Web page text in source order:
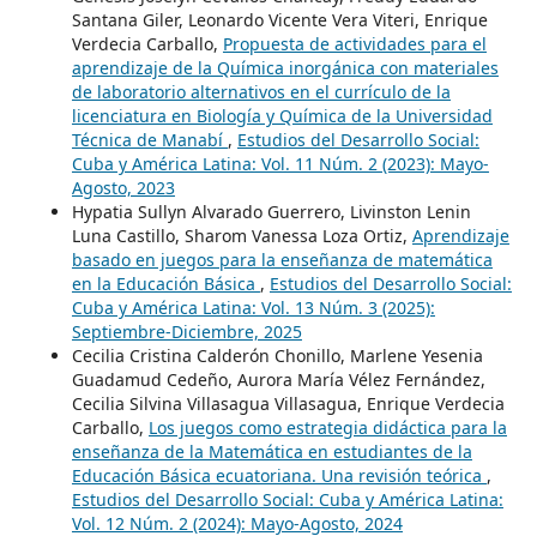
Santana Giler, Leonardo Vicente Vera Viteri, Enrique
Verdecia Carballo, Propuesta de actividades para el
aprendizaje de la Química inorgánica con materiales
de laboratorio alternativos en el currículo de la
licenciatura en Biología y Química de la Universidad
Técnica de Manabí , Estudios del Desarrollo Social:
Cuba y América Latina: Vol. 11 Núm. 2 (2023): Mayo-
Agosto, 2023
Hypatia Sullyn Alvarado Guerrero, Livinston Lenin
Luna Castillo, Sharom Vanessa Loza Ortiz, Aprendizaje
basado en juegos para la enseñanza de matemática
en la Educación Básica , Estudios del Desarrollo Social:
Cuba y América Latina: Vol. 13 Núm. 3 (2025):
Septiembre-Diciembre, 2025
Cecilia Cristina Calderón Chonillo, Marlene Yesenia
Guadamud Cedeño, Aurora María Vélez Fernández,
Cecilia Silvina Villasagua Villasagua, Enrique Verdecia
Carballo, Los juegos como estrategia didáctica para la
enseñanza de la Matemática en estudiantes de la
Educación Básica ecuatoriana. Una revisión teórica ,
Estudios del Desarrollo Social: Cuba y América Latina:
Vol. 12 Núm. 2 (2024): Mayo-Agosto, 2024